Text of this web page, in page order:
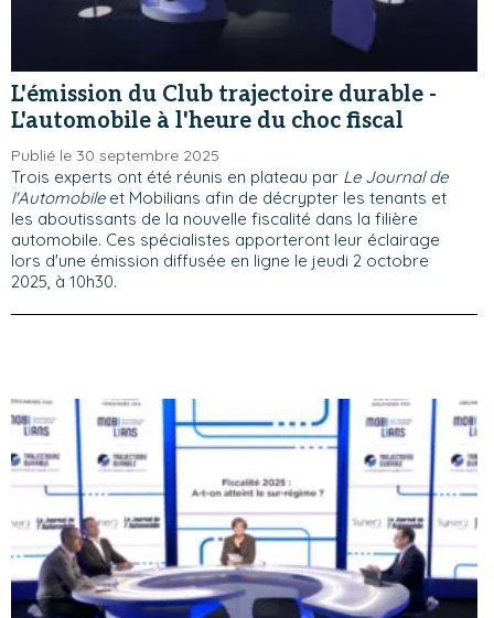
L'émission du Club trajectoire durable -
L'automobile à l'heure du choc fiscal
Publié le 30 septembre 2025
Trois experts ont été réunis en plateau par Le Journal de
l'Automobileet Mobilians afin de décrypter les tenants et
les aboutissants de la nouvelle fiscalité dans la filière
automobile. Ces spécialistes apporteront leur éclairage
lors d'une émission diffusée en ligne le jeudi 2 octobre
2025, à 10h30.